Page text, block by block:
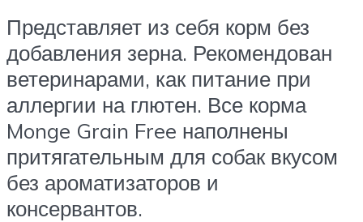
Представляет из себя корм без
добавления зерна. Рекомендован
ветеринарами, как питание при
аллергии на глютен. Все корма
Monge Grain Free наполнены
притягательным для собак вкусом
без ароматизаторов и
консервантов.